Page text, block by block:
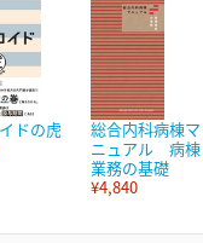
ドの虎
総合内科病棟マ
ニュアル 病棟
業務の基礎
¥4,840